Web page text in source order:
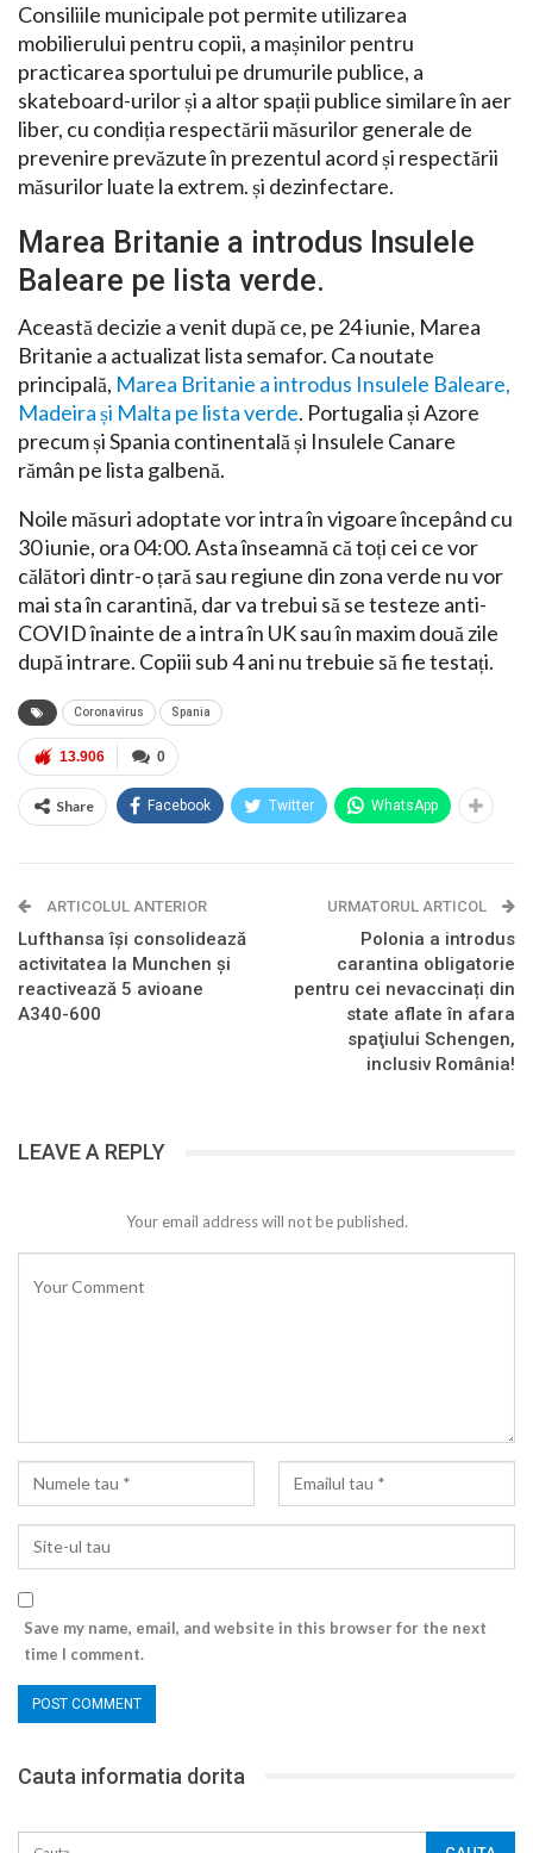
Consiliile municipale pot permite utilizarea
mobilierului pentru copii, a mașinilor pentru
practicarea sportului pe drumurile publice, a
skateboard-urilor și a altor spații publice similare în aer
liber, cu condiția respectării măsurilor generale de
prevenire prevăzute în prezentul acord și respectării
măsurilor luate la extrem. și dezinfectare.
Marea Britanie a introdus Insulele
Baleare pe lista verde.
Această decizie a venit după ce, pe 24 iunie, Marea
Britanie a actualizat lista semafor. Ca noutate
principală, Marea Britanie a introdus Insulele Baleare,
Madeira și Malta pe lista verde. Portugalia și Azore
precum și Spania continentală și Insulele Canare
rămân pe lista galbenă.
Noile măsuri adoptate vor intra în vigoare începând cu
30 iunie, ora 04:00. Asta înseamnă că toți cei ce vor
călători dintr-o țară sau regiune din zona verde nu vor
mai sta în carantină, dar va trebui să se testeze anti-
COVID înainte de a intra în UK sau în maxim două zile
după intrare. Copiii sub 4 ani nu trebuie să fie testați.
Coronavirus Spania
0
13.906
Share Facebook Twitter WhatsApp
ARTICOLUL ANTERIOR
Lufthansa își consolidează
activitatea la Munchen și
reactivează 5 avioane
A340-600
URMATORUL ARTICOL
Polonia a introdus
carantina obligatorie
pentru cei nevaccinați din
state aflate în afara
spaţiului Schengen,
inclusiv România!
LEAVE A REPLY
Your email address will not be published.
Save my name, email, and website in this browser for the next
time I comment.
Cauta informatia dorita